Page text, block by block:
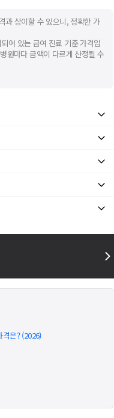
과 상이할 수 있으니, 정확한 가
어 있는 급여 진료 기준 가격입
원마다 금액이 다르게 산정될 수
은? (2026)